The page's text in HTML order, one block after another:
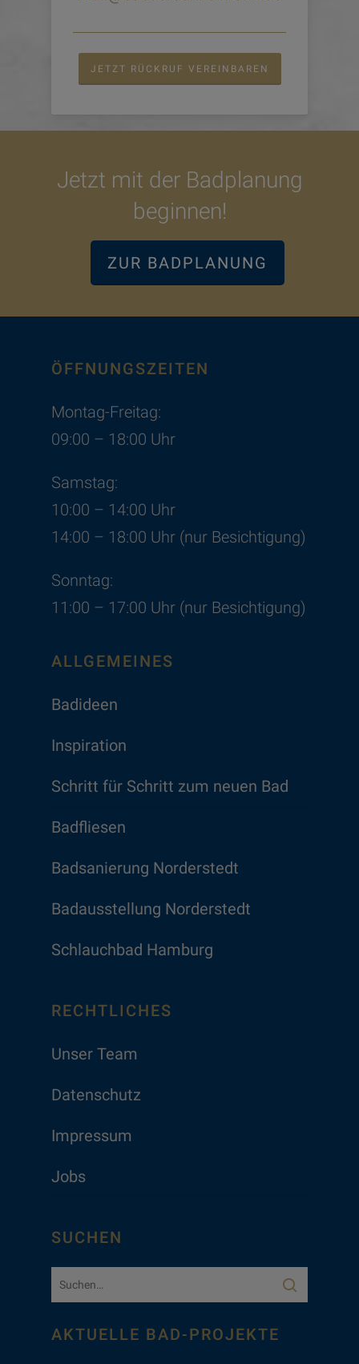
JETZT RÜCKRUF VEREINBAREN
Jetzt mit der Badplanung
beginnen!
ZUR BADPLANUNG
ÖFFNUNGSZEITEN
Montag-Freitag:
09:00 – 18:00 Uhr
Samstag:
10:00 – 14:00 Uhr
14:00 – 18:00 Uhr (nur Besichtigung)
Sonntag:
11:00 – 17:00 Uhr (nur Besichtigung)
ALLGEMEINES
Badideen
Inspiration
Schritt für Schritt zum neuen Bad
Badfliesen
Badsanierung Norderstedt
Badausstellung Norderstedt
Schlauchbad Hamburg
RECHTLICHES
Unser Team
Datenschutz
Impressum
Jobs
SUCHEN
AKTUELLE BAD-PROJEKTE